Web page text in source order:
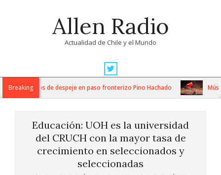
Allen Radio
Actualidad de Chile y el Mundo
Navigation
MenuBreaking
trabajos de despeje en paso fronterizo Pino Hachado
Educación: UOH es la universidad
del CRUCH con la mayor tasa de
crecimiento en seleccionados y
seleccionadas